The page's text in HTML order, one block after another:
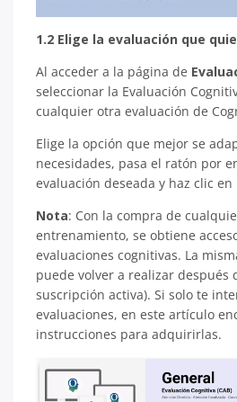
1.2 Elige la evaluación que
Al acceder a la página de
seleccionar la Evaluación
cualquier otra evaluación de
Elige la opción que mejor se
necesidades, pasa el ratón por
evaluación deseada y haz clic en
Nota: Con la compra de
entrenamiento, se obtiene
evaluaciones cognitivas. La
puede volver a realizar después
suscripción activa). Si solo te
evaluaciones, en este artículo
instrucciones para adquirirlas.